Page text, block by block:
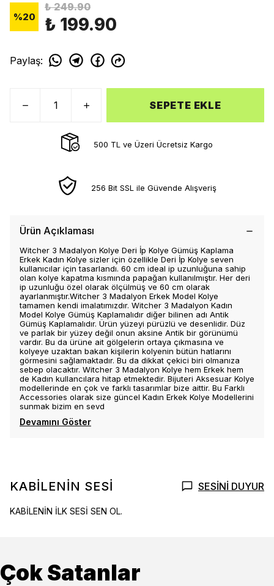
%20
₺ 249.90
₺ 199.90
Paylaş:
SEPETE EKLE
500 TL ve Üzeri Ücretsiz Kargo
256 Bit SSL ile Güvende Alışveriş
Ürün Açıklaması
Witcher 3 Madalyon Kolye Deri İp Kolye Gümüş Kaplama
Erkek Kadın Kolye sizler için özellikle Deri İp Kolye seven
kullanıcılar için tasarlandı. 60 cm ideal ip uzunluğuna sahip
olan kolye kapatma kısmında papağan kullanılmıştır. Her deri
ip uzunluğu özel olarak ölçülmüş ve 60 cm olarak
ayarlanmıştır.Witcher 3 Madalyon Erkek Model Kolye
tamamen kendi imalatımızdır. Witcher 3 Madalyon Kadın
Model Kolye Gümüş Kaplamalıdır diğer bilinen adı Antik
Gümüş Kaplamalıdır. Ürün yüzeyi pürüzlü ve desenlidir. Düz
ve parlak bir yüzey değil onun aksine Antik bir görünümü
vardır. Bu da ürüne ait gölgelerin ortaya çıkmasına ve
kolyeye uzaktan bakan kişilerin kolyenin bütün hatlarını
görmesini sağlamaktadır. Bu da dikkat çekici biri olmanıza
sebep olacaktır. Witcher 3 Madalyon Kolye hem Erkek hem
de Kadın kullancılara hitap etmektedir. Bijuteri Aksesuar Kolye
modellerinde en çok ve farklı tasarımlar bize aittir. Bu Farklı
Accessories olarak size güncel Kadın Erkek Kolye Modellerini
sunmak bizim en sevd
Devamını Göster
KABİLENİN SESİ SESİNİ DUYUR
KABİLENİN İLK SESİ SEN OL.
Çok Satanlar